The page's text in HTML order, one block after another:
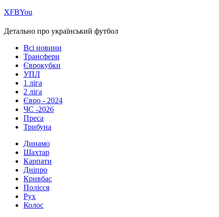
ХFBYou
Детально про український футбол
Всі новини
Трансфери
Єврокубки
УПЛ
1 ліга
2 ліга
Євро - 2024
ЧС -2026
Преса
Трибуна
Динамо
Шахтар
Карпати
Дніпро
Кривбас
Полісся
Рух
Колос